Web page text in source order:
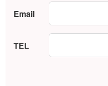
Email
TEL